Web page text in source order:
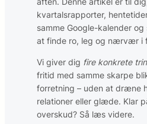
kvartalsrapporter,
samme Google-kalender
at finde ro, leg og nærvær i
Vi giver dig fire konkrete trin
fritid med samme skarpe
forretning – uden at dræne
relationer eller glæde. Klar
overskud? Så læs videre.